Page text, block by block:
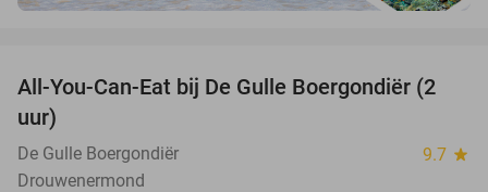
23%
All-You-Can-Eat bij De Gulle Boergondiër (2
uur)
De Gulle Boergondiër 9.7 star
Drouwenermond